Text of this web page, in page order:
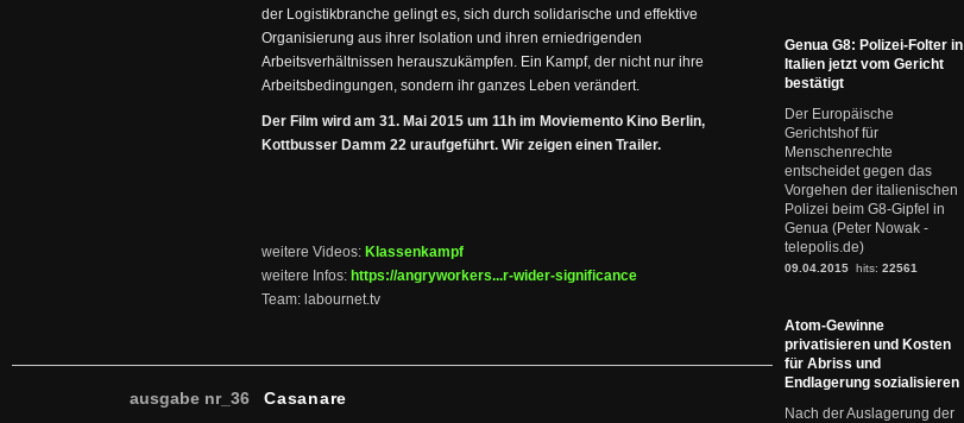
der Logistikbranche gelingt es, sich durch solidarische und effektive
Organisierung aus ihrer Isolation und ihren erniedrigenden
Arbeitsverhältnissen herauszukämpfen. Ein Kampf, der nicht nur ihre
Arbeitsbedingungen, sondern ihr ganzes Leben verändert.
Der Film wird am 31. Mai 2015 um 11h im Moviemento Kino Berlin,
Kottbusser Damm 22 uraufgeführt. Wir zeigen einen Trailer.
weitere Videos: Klassenkampf
weitere Infos: https://angryworkers...r-wider-significance
Team: labournet.tv
ausgabe nr_36 Casanare
Genua G8: Polizei-Folter in
Italien jetzt vom Gericht
bestätigt
Der Europäische
Gerichtshof für
Menschenrechte
entscheidet gegen das
Vorgehen der italienischen
Polizei beim G8-Gipfel in
Genua (Peter Nowak -
telepolis.de)
09.04.2015 hits: 22561
Atom-Gewinne
privatisieren und Kosten
für Abriss und
Endlagerung sozialisieren
Nach der Auslagerung der